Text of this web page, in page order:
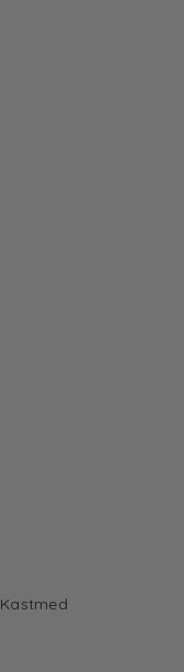
Kastmed